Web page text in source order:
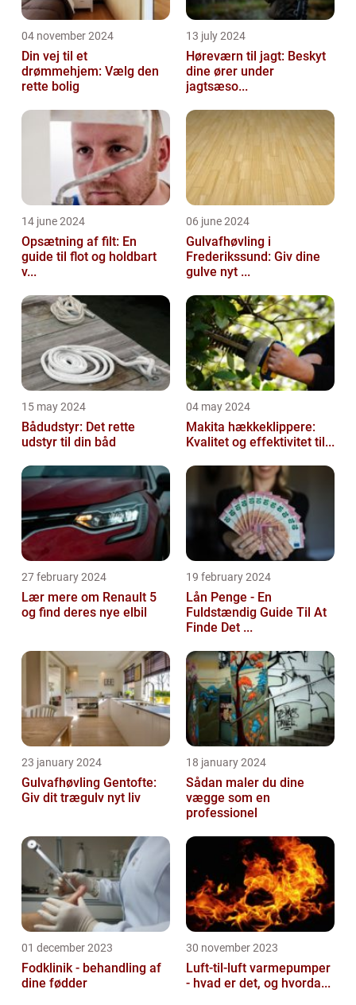
04 november 2024
Din vej til et
drømmehjem: Vælg den
rette bolig
13 july 2024
Høreværn til jagt: Beskyt
dine ører under
jagtsæso...
14 june 2024
Opsætning af filt: En
guide til flot og holdbart
v...
06 june 2024
Gulvafhøvling i
Frederikssund: Giv dine
gulve nyt ...
15 may 2024
Bådudstyr: Det rette
udstyr til din båd
04 may 2024
Makita hækkeklippere:
Kvalitet og effektivitet til...
27 february 2024
Lær mere om Renault 5
og find deres nye elbil
19 february 2024
Lån Penge - En
Fuldstændig Guide Til At
Finde Det ...
23 january 2024
Gulvafhøvling Gentofte:
Giv dit trægulv nyt liv
18 january 2024
Sådan maler du dine
vægge som en
professionel
01 december 2023
Fodklinik - behandling af
dine fødder
30 november 2023
Luft-til-luft varmepumper
- hvad er det, og hvorda...